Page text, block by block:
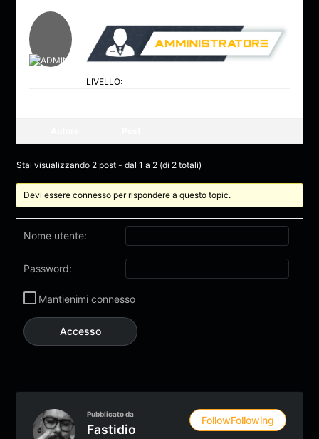
LIVELLO:
Stai visualizzando 2 post - dal 1 a 2 (di 2 totali)
Devi essere connesso per rispondere a questo topic.
Nome utente:
Password:
Mantienimi connesso
Accesso
Pubblicato da
Fastidio
FollowFollowing